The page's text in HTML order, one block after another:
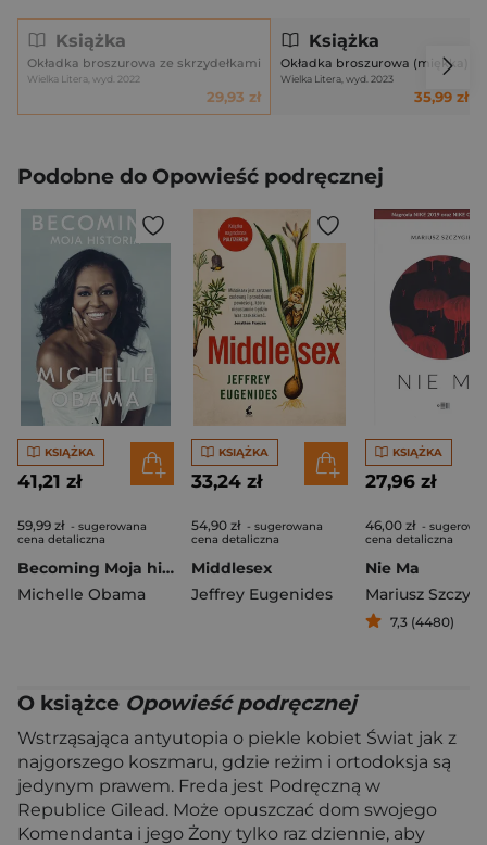
Książka
Okładka broszurowa ze skrzydełkami
Wielka Litera, wyd. 2022
29,93 zł
Książka
Okładka broszurowa (miękka)
Wielka Litera, wyd. 2023
35,99 zł
Podobne do Opowieść podręcznej
KSIĄŻKA
41,21 zł
59,99 zł - sugerowana
cena detaliczna
Becoming Moja historia
Michelle Obama
KSIĄŻKA
33,24 zł
54,90 zł - sugerowana
cena detaliczna
Middlesex
Jeffrey Eugenides
KSIĄŻKA
27,96 zł
46,00 zł -
cena detaliczna
Nie Ma
Mariusz
7,3 (4480)
O książce Opowieść podręcznej
Wstrząsająca antyutopia o piekle kobiet Świat jak z
najgorszego koszmaru, gdzie reżim i ortodoksja są
jedynym prawem. Freda jest Podręczną w
Republice Gilead. Może opuszczać dom swojego
Komendanta i jego Żony tylko raz dziennie, aby